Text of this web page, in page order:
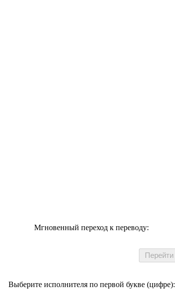
Мгновенный переход к переводу:
Выберите исполнителя по первой букве (цифре):